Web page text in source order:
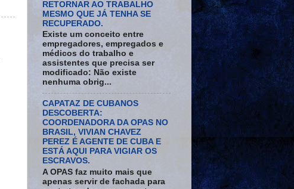
RETORNAR AO TRABALHO
MESMO QUE JÁ TENHA SE
RECUPERADO.
Existe um conceito entre
empregadores, empregados e
médicos do trabalho e
assistentes que precisa ser
modificado: Não existe
nenhuma obrig...
CAPATAZ DE CUBANOS
DESCOBERTA:
COORDENADORA DA OPAS NO
BRASIL, VIVIAN CHAVEZ
PEREZ É AGENTE DE CUBA E
ESTÁ AQUI PARA VIGIAR OS
ESCRAVOS.
A OPAS faz muito mais que
apenas servir de fachada para